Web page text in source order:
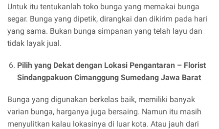
Untuk itu tentukanlah toko bunga yang memakai bunga
segar. Bunga yang dipetik, dirangkai dan dikirim pada hari
yang sama. Bukan bunga simpanan yang telah layu dan
tidak layak jual.
Pilih yang Dekat dengan Lokasi Pengantaran – Florist
Sindangpakuon Cimanggung Sumedang Jawa Barat
Bunga yang digunakan berkelas baik, memiliki banyak
varian bunga, harganya juga bersaing. Namun itu masih
menyulitkan kalau lokasinya di luar kota. Atau jauh dari